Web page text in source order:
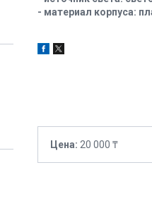
- материал корпуса:
Цена: 20 000 ₸